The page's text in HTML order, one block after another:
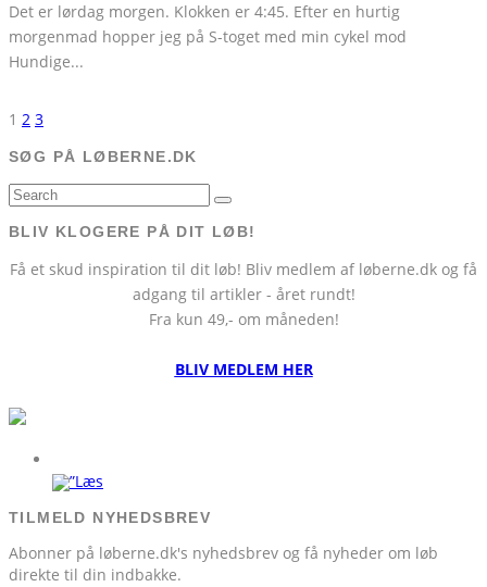
Det er lørdag morgen. Klokken er 4:45. Efter en hurtig
morgenmad hopper jeg på S-toget med min cykel mod
Hundige...
1 2 3
SØG PÅ LØBERNE.DK
BLIV KLOGERE PÅ DIT LØB!
Få et skud inspiration til dit løb! Bliv medlem af løberne.dk og få
adgang til artikler - året rundt!
Fra kun 49,- om måneden!
BLIV MEDLEM HER
TILMELD NYHEDSBREV
Abonner på løberne.dk's nyhedsbrev og få nyheder om løb
direkte til din indbakke.